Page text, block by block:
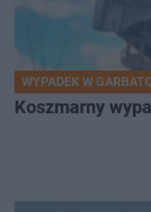
WYPADEK W
Koszmarny